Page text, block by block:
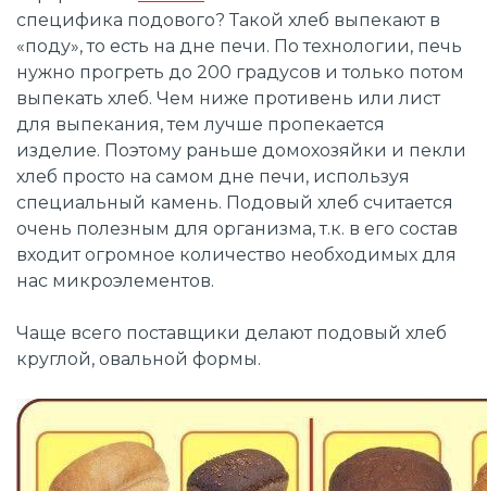
специфика подового? Такой хлеб выпекают в
«поду», то есть на дне печи. По технологии, печь
нужно прогреть до 200 градусов и только потом
выпекать хлеб. Чем ниже противень или лист
для выпекания, тем лучше пропекается
изделие. Поэтому раньше домохозяйки и пекли
хлеб просто на самом дне печи, используя
специальный камень. Подовый хлеб считается
очень полезным для организма, т.к. в его состав
входит огромное количество необходимых для
нас микроэлементов.
Чаще всего поставщики делают подовый хлеб
круглой, овальной формы.